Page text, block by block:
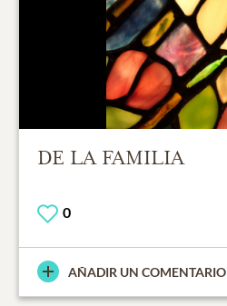
DE LA FAMILIA
0
AÑADIR UN COMENTARIO